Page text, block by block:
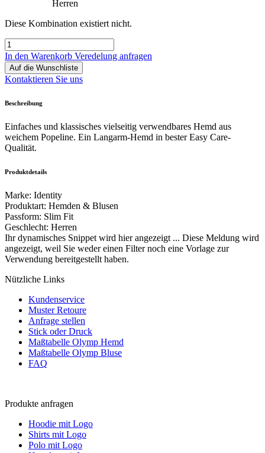
Herren
Diese Kombination existiert nicht.
In den Warenkorb Veredelung anfragen
Auf die Wunschliste
Kontaktieren Sie uns
Beschreibung
Einfaches und klassisches vielseitig verwendbares Hemd aus
weichem Popeline. Ein Langarm-Hemd in bester Easy Care-
Qualität.
Produktdetails
Marke: Identity
Produktart: Hemden & Blusen
Passform: Slim Fit
Geschlecht: Herren
Ihr dynamisches Snippet wird hier angezeigt ... Diese Meldung wird
angezeigt, weil Sie weder einen Filter noch eine Vorlage zur
Verwendung bereitgestellt haben.
Nützliche Links
Kundenservice
Muster Retoure
Anfrage stellen
Stick oder Druck
Maßtabelle Olymp Hemd
Maßtabelle Olymp Bluse
FAQ
Produkte anfragen
Hoodie mit Logo
Shirts mit Logo
Polo mit Logo